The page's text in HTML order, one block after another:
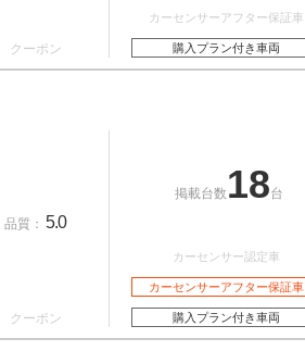
クーポン
カーセンサーアフター保証車
購入プラン付き車両
品質： 5.0
クーポン
掲載台数 18台
カーセンサー認定車
カーセンサーアフター保証車
購入プラン付き車両